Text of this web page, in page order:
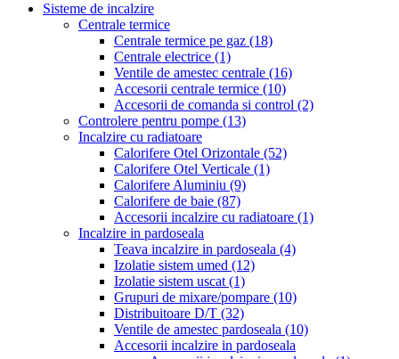
Sisteme de incalzire
Centrale termice
Centrale termice pe gaz (18)
Centrale electrice (1)
Ventile de amestec centrale (16)
Accesorii centrale termice (10)
Accesorii de comanda si control (2)
Controlere pentru pompe (13)
Incalzire cu radiatoare
Calorifere Otel Orizontale (52)
Calorifere Otel Verticale (1)
Calorifere Aluminiu (9)
Calorifere de baie (87)
Accesorii incalzire cu radiatoare (1)
Incalzire in pardoseala
Teava incalzire in pardoseala (4)
Izolatie sistem umed (12)
Izolatie sistem uscat (1)
Grupuri de mixare/pompare (10)
Distribuitoare D/T (32)
Ventile de amestec pardoseala (10)
Accesorii incalzire in pardoseala